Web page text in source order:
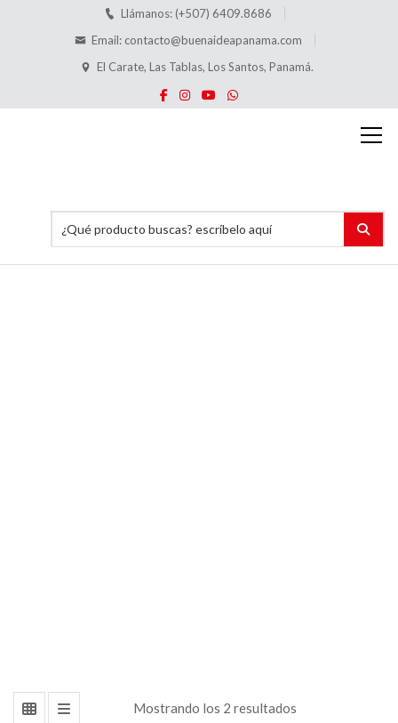
Llámanos: (+507) 6409.8686
Email: contacto@buenaideapanama.com
El Carate, Las Tablas, Los Santos, Panamá.
Mostrando los 2 resultados